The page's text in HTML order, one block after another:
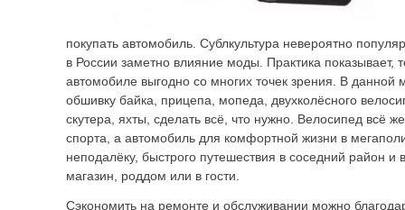
покупать автомобиль. Сублкультура невероятно
в России заметно влияние моды. Практика показывает,
автомобиле выгодно со многих точек зрения. В данной
обшивку байка, прицепа, мопеда, двухколёсного
скутера, яхты, сделать всё, что нужно. Велосипед всё
спорта, а автомобиль для комфортной жизни в
неподалёку, быстрого путешествия в соседний район и
магазин, роддом или в гости.
Сэкономить на ремонте и обслуживании можно